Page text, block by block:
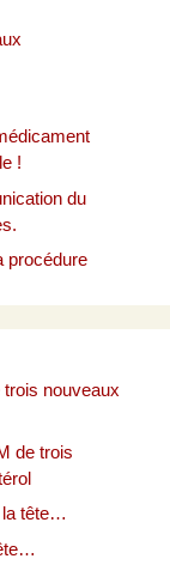
!
du
procédure
trois nouveaux
de trois
la tête…